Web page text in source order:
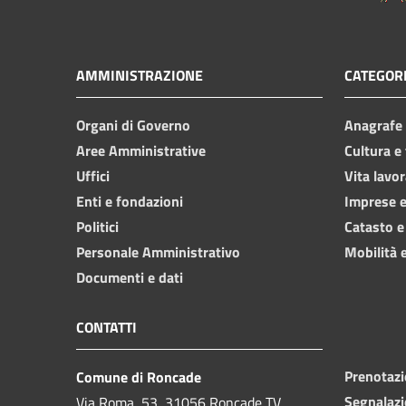
AMMINISTRAZIONE
Organi di Governo
Aree Amministrative
Uffici
Enti e fondazioni
Politici
Personale Amministrativo
Documenti e dati
Cultura
Vita
Imprese
Catasto
Mobilità
CONTATTI
Comune di Roncade